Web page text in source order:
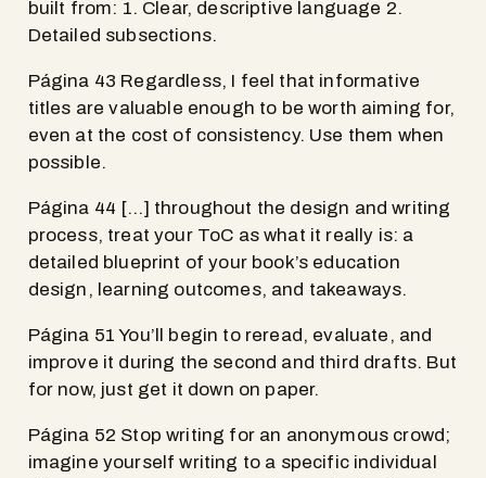
built from: 1. Clear, descriptive language 2.
Detailed subsections.
Página 43 Regardless, I feel that informative
titles are valuable enough to be worth aiming for,
even at the cost of consistency. Use them when
possible.
Página 44 […] throughout the design and writing
process, treat your ToC as what it really is: a
detailed blueprint of your book’s education
design, learning outcomes, and takeaways.
Página 51 You’ll begin to reread, evaluate, and
improve it during the second and third drafts. But
for now, just get it down on paper.
Página 52 Stop writing for an anonymous crowd;
imagine yourself writing to a specific individual